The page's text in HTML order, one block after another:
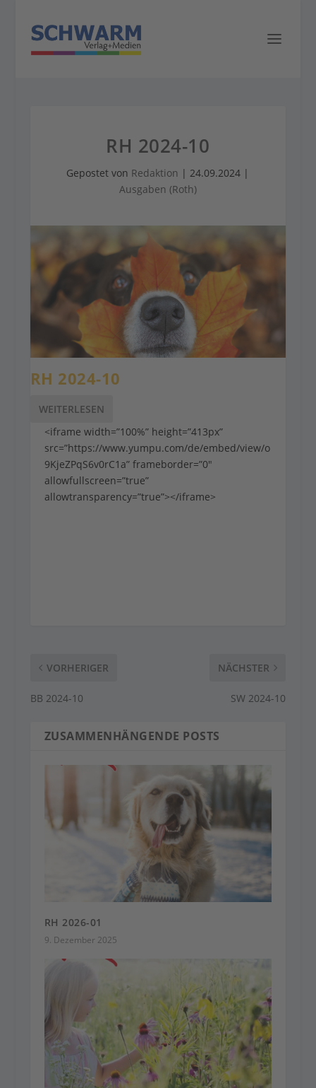
RH 2024-10
Gepostet von Redaktion |24.09.2024 |
Ausgaben (Roth)
RH 2024-10
WEITERLESEN
<iframe width=”100%” height=”413px”
src=”https://www.yumpu.com/de/embed/view/o
9KjeZPqS6v0rC1a” frameborder=”0″
allowfullscreen=”true”
allowtransparency=”true”></iframe>
VORHERIGER
BB 2024-10
NÄCHSTER
SW 2024-10
ZUSAMMENHÄNGENDE POSTS
RH 2026-01
9. Dezember 2025